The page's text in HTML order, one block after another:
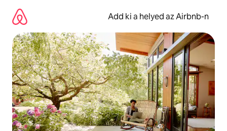
tartalomra
Add ki a helyed az Airbnb-n